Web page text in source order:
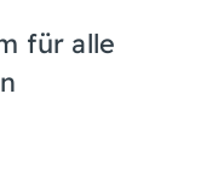
für alle